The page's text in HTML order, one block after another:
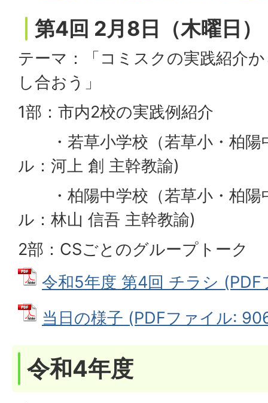
第4回 2月8日（木曜日）
テーマ：「コミスクの実践紹介
し合おう」
1部：市内2校の実践例紹介
・若草小学校（若草小・柏陽
ル：河上 創 主幹教諭)
・柏陽中学校（若草小・柏陽
ル：林山 信吾 主幹教諭)
2部：CSごとのグループトーク
令和5年度 第4回 チラシ (PDF
当日の様子 (PDFファイル:
令和4年度